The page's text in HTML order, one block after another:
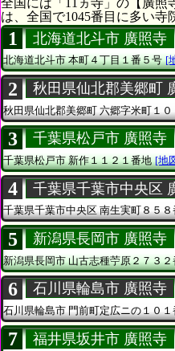
全国には「11ヵ寺」の【廣照
は、全国で1045番目に多い寺
1 北海道北斗市 廣照寺
北海道北斗市本町４丁目１番５号 [
2 秋田県仙北郡美郷町
秋田県仙北郡美郷町 六郷字米町１０
3 千葉県松戸市 廣照寺
千葉県松戸市新作１１２１番地 [地
4 千葉県千葉市中央区
千葉県千葉市中央区南生実町８５８
5 新潟県長岡市 廣照寺
新潟県長岡市山古志種苧原２７３２
6 石川県輪島市 廣照寺
石川県輪島市 門前町定広ニの１０
7 福井県坂井市 廣照寺